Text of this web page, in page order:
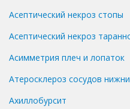
Асептический некроз стопы
Асептический некроз
Асимметрия плеч и лопаток
Атеросклероз сосудов
Ахиллобурсит